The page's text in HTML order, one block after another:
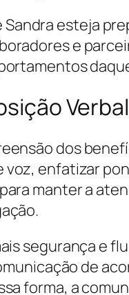
esteja
e
dos
enfatizar
manter a
segurança e
de
forma, a